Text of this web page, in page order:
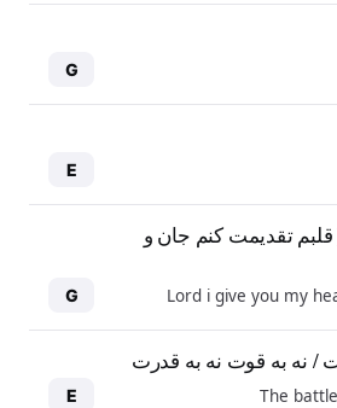
G
E
تقدیمت کنم جان و
Lord i give you my
G
/ نه به قوت نه به قدرت
The
E